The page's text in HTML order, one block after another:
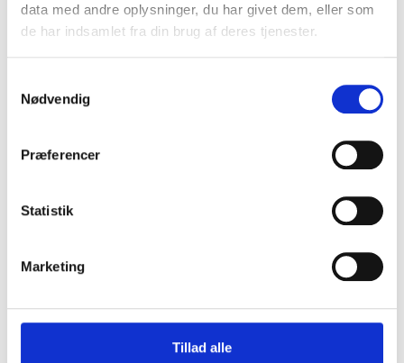
data med andre oplysninger, du har givet dem, eller som
de har indsamlet fra din brug af deres tjenester.
Nødvendig
Præferencer
Statistik
Marketing
Tillad alle
Stihl
(inkl. moms)